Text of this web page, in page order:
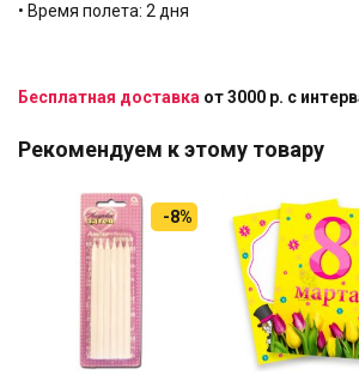
• Время полета: 2 дня
Бесплатная доставка от 3000 р. с
Рекомендуем к этому товару
-8%